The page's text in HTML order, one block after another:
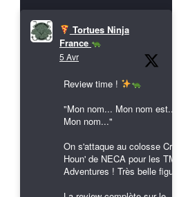
Tortues Ninja
France
5 Avr
Review time !
"Mon nom... Mon nom est...
Mon nom..."
On s'attaque au colosse Cryin'
Houn' de NECA pour les TMNT
Adventures ! Très belle figurine !